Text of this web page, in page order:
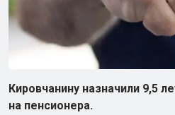
Кировчанину назначили 9,5
на пенсионера.